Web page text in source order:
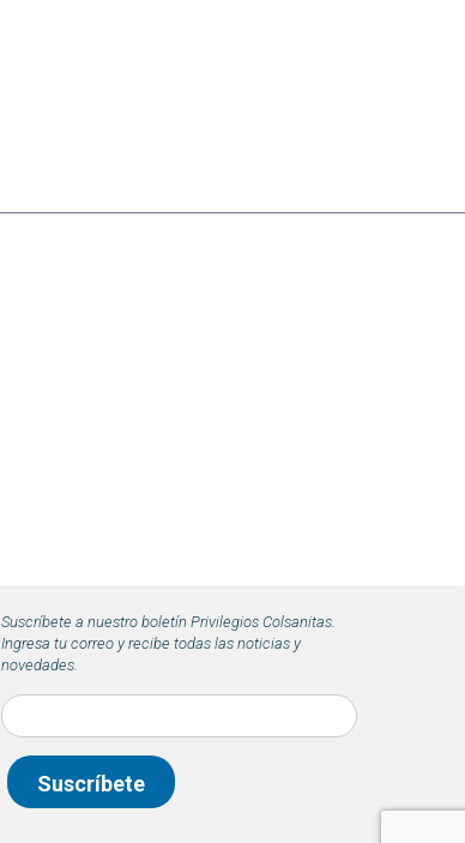
Suscríbete a nuestro boletín Privilegios Colsanitas.
Ingresa tu correo y recibe todas las noticias y
novedades.